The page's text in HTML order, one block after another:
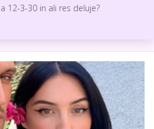
12-3-30 in ali res deluje?